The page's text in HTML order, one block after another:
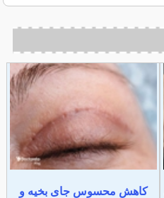
کاهش محسوس جای بخیه و